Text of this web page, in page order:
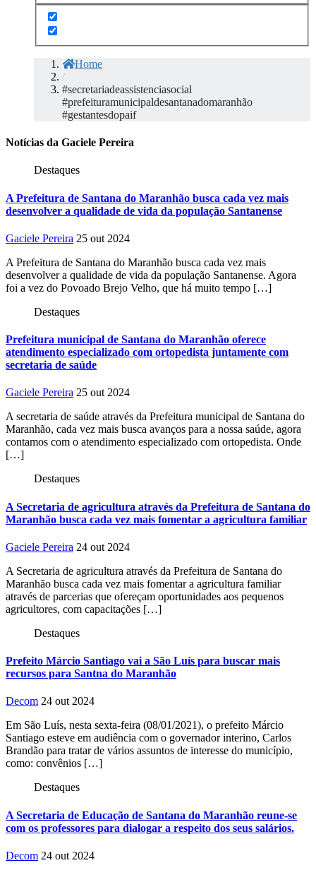
Home
/
#secretariadeassistenciasocial
#prefeituramunicipaldesantanadomaranhão
#gestantesdopaif
Notícias da Gaciele Pereira
Destaques
A Prefeitura de Santana do Maranhão busca cada vez mais
desenvolver a qualidade de vida da população Santanense
Gaciele Pereira 25 out 2024
A Prefeitura de Santana do Maranhão busca cada vez mais
desenvolver a qualidade de vida da população Santanense. Agora
foi a vez do Povoado Brejo Velho, que há muito tempo […]
Destaques
Prefeitura municipal de Santana do Maranhão oferece
atendimento especializado com ortopedista juntamente com
secretaria de saúde
Gaciele Pereira 25 out 2024
A secretaria de saúde através da Prefeitura municipal de Santana do
Maranhão, cada vez mais busca avanços para a nossa saúde, agora
contamos com o atendimento especializado com ortopedista. Onde
[…]
Destaques
A Secretaria de agricultura através da Prefeitura de Santana do
Maranhão busca cada vez mais fomentar a agricultura familiar
Gaciele Pereira 24 out 2024
A Secretaria de agricultura através da Prefeitura de Santana do
Maranhão busca cada vez mais fomentar a agricultura familiar
através de parcerias que ofereçam oportunidades aos pequenos
agricultores, com capacitações […]
Destaques
Prefeito Márcio Santiago vai a São Luís para buscar mais
recursos para Santna do Maranhão
Decom 24 out 2024
Em São Luís, nesta sexta-feira (08/01/2021), o prefeito Márcio
Santiago esteve em audiência com o governador interino, Carlos
Brandão para tratar de vários assuntos de interesse do município,
como: convênios […]
Destaques
A Secretaria de Educação de Santana do Maranhão reune-se
com os professores para dialogar a respeito dos seus salários.
Decom 24 out 2024